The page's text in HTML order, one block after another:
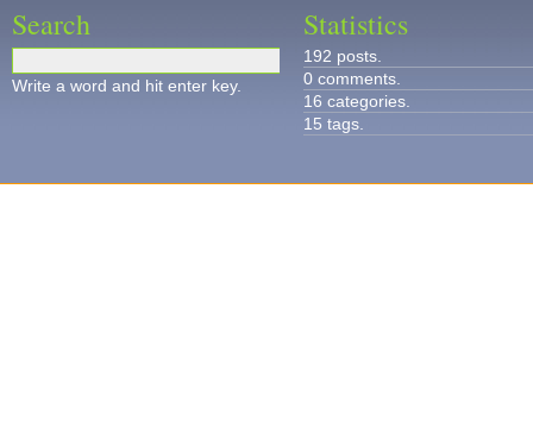
Search
Write a word and hit enter key.
Statistics
192 posts.
0 comments.
16 categories.
15 tags.